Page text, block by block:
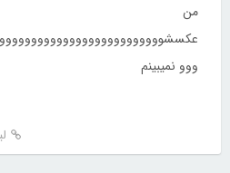
من
ووو نمیبینم